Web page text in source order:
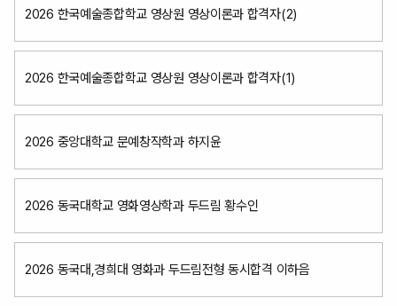
2026 한국예술종합학교 영상원 영상이론과 합격자(2)
2026 한국예술종합학교 영상원 영상이론과 합격자(1)
2026 중앙대학교 문예창작학과 하지윤
2026 동국대학교 영화영상학과 두드림 황수인
2026 동국대,경희대 영화과 두드림전형 동시합격 이하음